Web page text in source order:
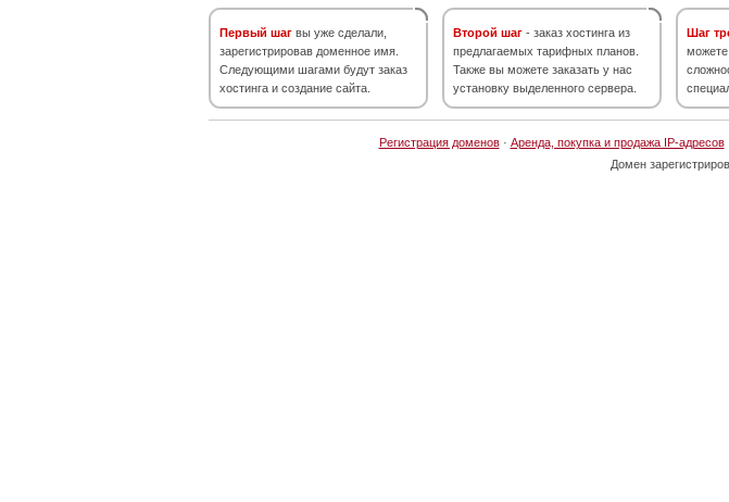
Первый шаг вы уже сделали,
зарегистрировав доменное имя.
Следующими шагами будут заказ
хостинга и создание сайта.
Второй шаг - заказ хостинга из
предлагаемых тарифных планов.
Также вы можете заказать у нас
установку выделенного сервера.
Шаг
можете
Регистрация доменов· Аренда, покупка и продажа IP-адресов
Домен